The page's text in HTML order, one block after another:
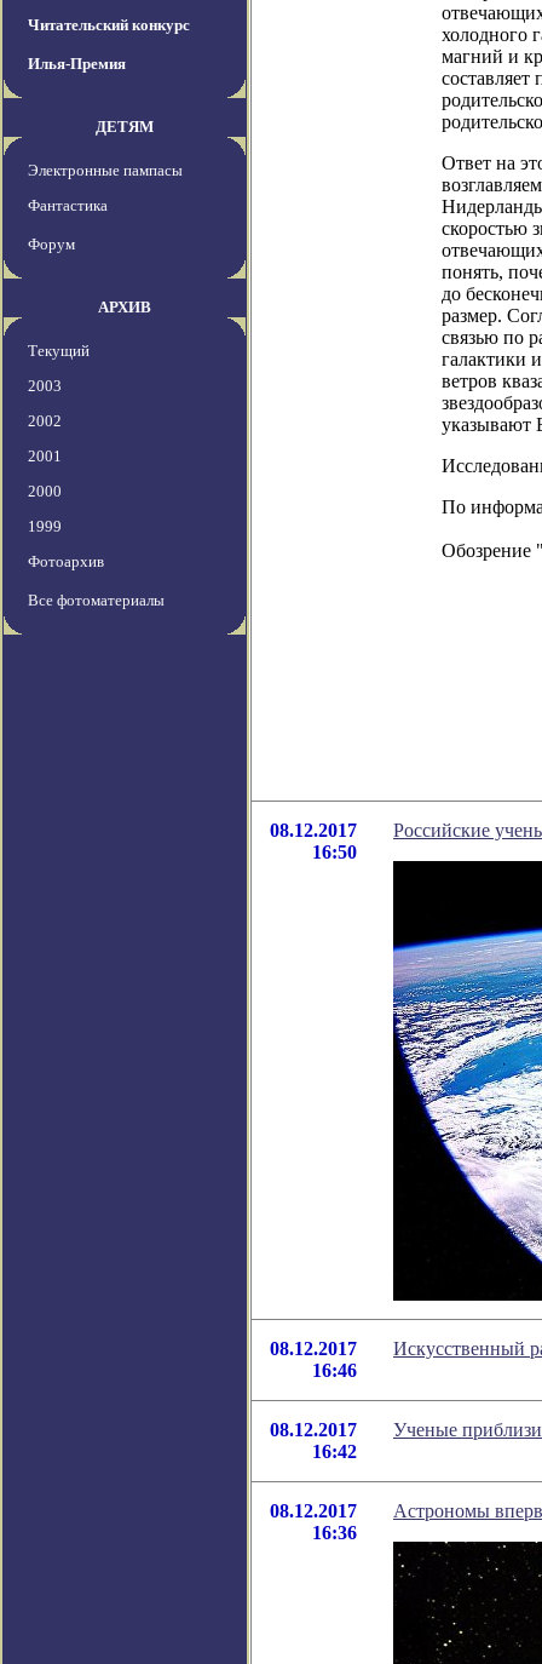
Читательский конкурс
Илья-Премия
ДЕТЯМ
Электронные пампасы
Фантастика
Форум
АРХИВ
Текущий
2003
2002
2001
2000
1999
Фотоархив
Все фотоматериалы
холодного
магний и
составляет
Ответ на
скоростью
понять,
до
размер.
связью по
галактики
ветров
указывают
По
Обозрение
08.12.2017
16:50
Российские
08.12.2017
16:46
Искусственный
08.12.2017
16:42
Ученые
08.12.2017
16:36
Астрономы